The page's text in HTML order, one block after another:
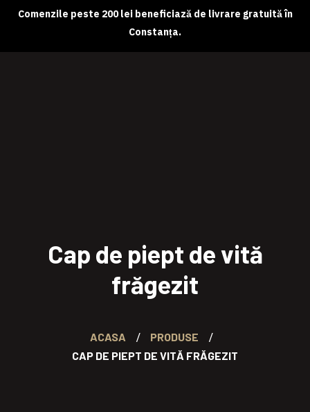
Comenzile peste 200 lei beneficiază de livrare gratuită în
Constanța.
Cap de piept de vită
frăgezit
ACASA
PRODUSE
CAP DE PIEPT DE VITĂ FRĂGEZIT